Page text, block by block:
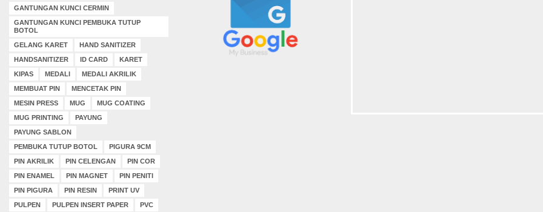
GANTUNGAN KUNCI CERMIN
GANTUNGAN KUNCI PEMBUKA TUTUP
BOTOL
GELANG KARET
HAND SANITIZER
HANDSANITIZER
ID CARD
KARET
KIPAS
MEDALI
MEDALI AKRILIK
MEMBUAT PIN
MENCETAK PIN
MESIN PRESS
MUG
MUG COATING
MUG PRINTING
PAYUNG
PAYUNG SABLON
PEMBUKA TUTUP BOTOL
PIGURA 9CM
PIN AKRILIK
PIN CELENGAN
PIN COR
PIN ENAMEL
PIN MAGNET
PIN PENITI
PIN PIGURA
PIN RESIN
PRINT UV
PULPEN
PULPEN INSERT PAPER PVC